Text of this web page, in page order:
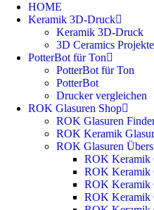
HOME
Keramik 3D-Druck
Keramik 3D-Druck
3D Ceramics Projekte
PotterBot für Ton
PotterBot für Ton
PotterBot
Drucker vergleichen
ROK Glasuren Shop
ROK Glasuren
ROK Keramik
ROK Glasuren
ROK Keramik
ROK Keramik
ROK Keramik
ROK Keramik